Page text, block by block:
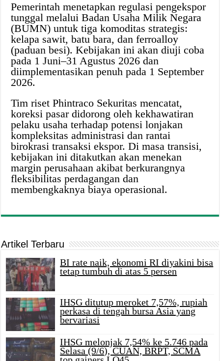
Pemerintah menetapkan regulasi pengekspor
tunggal melalui Badan Usaha Milik Negara
(BUMN) untuk tiga komoditas strategis:
kelapa sawit, batu bara, dan ferroalloy
(paduan besi). Kebijakan ini akan diuji coba
pada 1 Juni–31 Agustus 2026 dan
diimplementasikan penuh pada 1 September
2026.
Tim riset Phintraco Sekuritas mencatat,
koreksi pasar didorong oleh kekhawatiran
pelaku usaha terhadap potensi lonjakan
kompleksitas administrasi dan rantai
birokrasi transaksi ekspor. Di masa transisi,
kebijakan ini ditakutkan akan menekan
margin perusahaan akibat berkurangnya
fleksibilitas perdagangan dan
membengkaknya biaya operasional.
Artikel Terbaru
BI rate naik, ekonomi RI diyakini bisa
tetap tumbuh di atas 5 persen
IHSG ditutup meroket 7,57%, rupiah
perkasa di tengah bursa Asia yang
bervariasi
IHSG melonjak 7,54% ke 5.746 pada
Selasa (9/6), CUAN, BRPT, SCMA